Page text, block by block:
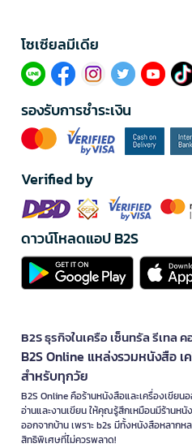
โซเซียลมีเดีย​
รองรับการชำระเงิน
Verified by
ดาวน์โหลดแอป B2S
B2S ธุรกิจในเครือ เซ็นทรัล รีเทล
B2S Online แหล่งรวมหนังสือ เ
สำหรับทุกวัย
B2S Online คือร้านหนังสือและเครื่องเขีย
อ่านและงานเขียน ให้คุณรู้สึกเหมือนมีร้านห
ออกจากบ้าน เพราะ b2s มีทั้งหนังสือหลาก
สิทธิพิเศษที่ไม่ควรพลาด!